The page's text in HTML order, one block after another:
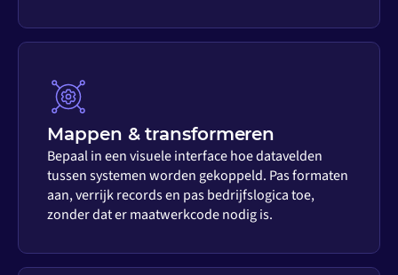
Mappen & transformeren
Bepaal in een visuele interface hoe datavelden
tussen systemen worden gekoppeld. Pas formaten
aan, verrijk records en pas bedrijfslogica toe,
zonder dat er maatwerkcode nodig is.